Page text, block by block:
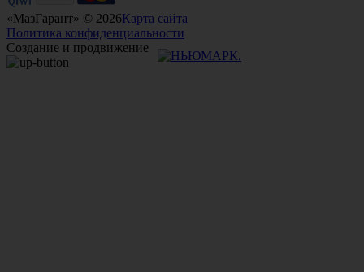
«МазГарант» © 2026Карта сайта
Политика конфиденциальности
Создание и продвижение